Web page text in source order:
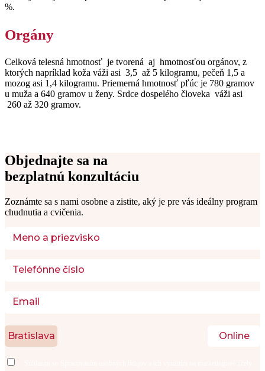
%.
Orgány
Celková telesná hmotnosť je tvorená aj hmotnosťou orgánov, z
ktorých napríklad koža váži asi 3,5 až 5 kilogramu, pečeň 1,5 a
mozog asi 1,4 kilogramu. Priemerná hmotnosť pľúc je 780 gramov
u muža a 640 gramov u ženy. Srdce dospelého človeka váži asi
260 až 320 gramov.
Objednajte sa na
bezplatnú konzultáciu
Zoznámte sa s nami osobne a zistite, aký je pre vás ideálny program
chudnutia a cvičenia.
Bratislava Online